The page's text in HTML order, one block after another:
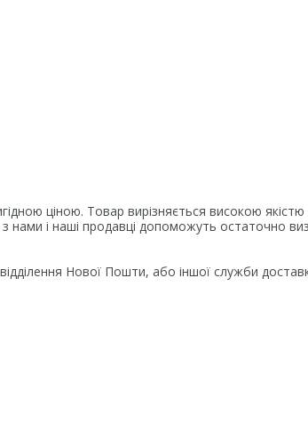
ціною. Товар вирізняється високою якістю
і наші продавці допоможуть остаточно
Нової Пошти, або іншої служби